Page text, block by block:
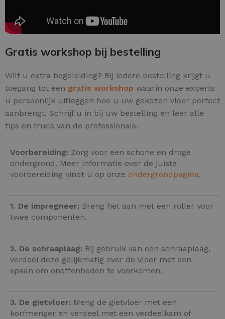
Gratis workshop bij bestelling
Wilt u extra begeleiding? Bij iedere bestelling krijgt u
toegang tot een gratis workshop waarin onze experts
u persoonlijk uitleggen hoe u uw gekozen vloer perfect
aanbrengt. Schrijf u in bij uw bestelling en leer alle
tips en trucs van de professionals.
Voorbereiding: Zorg voor een schone en droge
ondergrond. Meer informatie over de juiste
voorbereiding vindt u op onze ondergrondpagina.
1. De impregneer: Breng het aan met een roller voor
twee componenten.
2. De schraaplaag: Bij gebruik van een schraaplaag,
verdeel deze gelijkmatig over de vloer met een
spaan om oneffenheden te voorkomen.
3. De gietvloer: Meng de gietvloer met een
korfmenger en verdeel met een verdeelkam of